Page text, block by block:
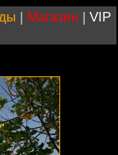
| Магазин | VIP